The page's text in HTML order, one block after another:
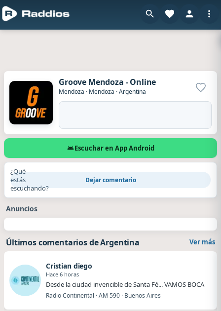
Groove Mendoza - Online
Mendoza · Mendoza ·Argentina
Escuchar en App Android
¿Qué
estás
escuchando?
Dejar comentario
Anuncios
Últimos comentarios de Argentina Ver más
Cristian diego
Hace 6 horas
Desde la ciudad invencible de Santa Fé... VAMOS BOCA
Radio Continental · AM 590 · Buenos Aires